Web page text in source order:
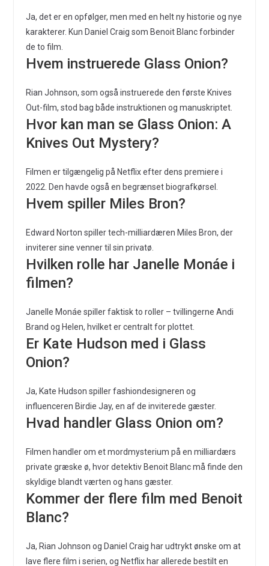
Ja, det er en opfølger, men med en helt ny historie og nye
karakterer. Kun Daniel Craig som Benoit Blanc forbinder
de to film.
Hvem instruerede Glass Onion?
Rian Johnson, som også instruerede den første Knives
Out-film, stod bag både instruktionen og manuskriptet.
Hvor kan man se Glass Onion: A
Knives Out Mystery?
Filmen er tilgængelig på Netflix efter dens premiere i
2022. Den havde også en begrænset biografkørsel.
Hvem spiller Miles Bron?
Edward Norton spiller tech-milliardæren Miles Bron, der
inviterer sine venner til sin privatø.
Hvilken rolle har Janelle Monáe i
filmen?
Janelle Monáe spiller faktisk to roller – tvillingerne Andi
Brand og Helen, hvilket er centralt for plottet.
Er Kate Hudson med i Glass
Onion?
Ja, Kate Hudson spiller fashiondesigneren og
influenceren Birdie Jay, en af de inviterede gæster.
Hvad handler Glass Onion om?
Filmen handler om et mordmysterium på en milliardærs
private græske ø, hvor detektiv Benoit Blanc må finde den
skyldige blandt værten og hans gæster.
Kommer der flere film med Benoit
Blanc?
Ja, Rian Johnson og Daniel Craig har udtrykt ønske om at
lave flere film i serien, og Netflix har allerede bestilt en